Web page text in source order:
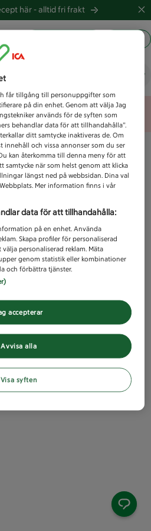
här -alltid fri frakt
idag?
error
får tillgång till personuppgifter som
på din enhet. Genom att välja Jag
används för de syften som
behandlar data för att tillhandahålla”.
ditt samtycke inaktiveras de. Om
innehåll och vissa annonser som du ser
kan återkomma till denna meny för att
samtycke när som helst genom att klicka
längst ned på webbsidan. Dina val
Mer information finns i vår
data för att tillhandahålla:
på en enhet. Använda
Skapa profiler för personaliserad
personaliserad reklam. Mäta
genom statistik eller kombinationer
och förbättra tjänster.
Avvisa alla
accepterar
Visa syften